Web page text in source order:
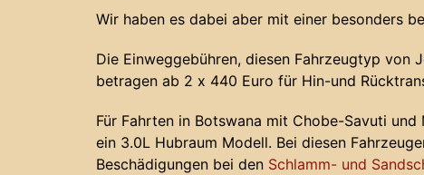
Wir haben es dabei aber mit einer besonders
Die Einweggebühren, diesen Fahrzeugtyp von
betragen ab 2 x 440 Euro für Hin-und
Für Fahrten in Botswana mit Chobe-Savuti
ein 3.0L Hubraum Modell. Bei diesen
Beschädigungen bei den Schlamm- und